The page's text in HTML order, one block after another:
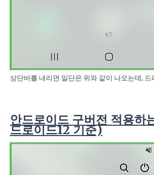
상단바를 내리면 일단은 위와 같이 나오는데, 드
안드로이드 구버전 적용하
드로이드12 기준)